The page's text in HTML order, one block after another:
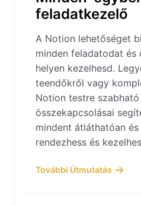
feladatkezelő
A Notion lehetőséget
minden feladatodat és
helyen kezelhesd.
teendőkről vagy
Notion testre
összekapcsolásai
mindent átláthatóan
rendezhess és
További Útmutatás